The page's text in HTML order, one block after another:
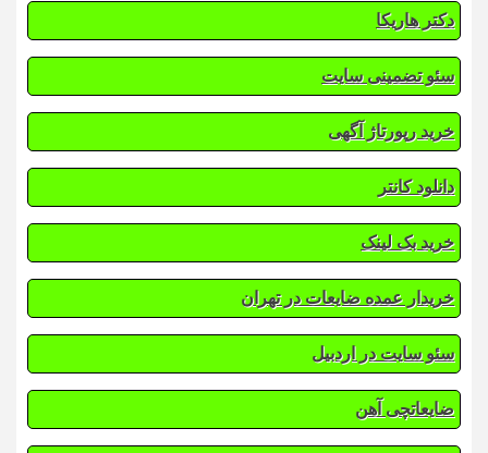
دکتر هاریکا
سئو تضمینی سایت
خرید رپورتاژ آگهی
دانلود کانتر
خرید بک لینک
خریدار عمده ضایعات در تهران
سئو سایت در اردبیل
ضایعاتچی آهن